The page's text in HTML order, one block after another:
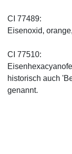
CI 77489:
Eisenoxid,
CI 77510:
historisch auch
genannt.